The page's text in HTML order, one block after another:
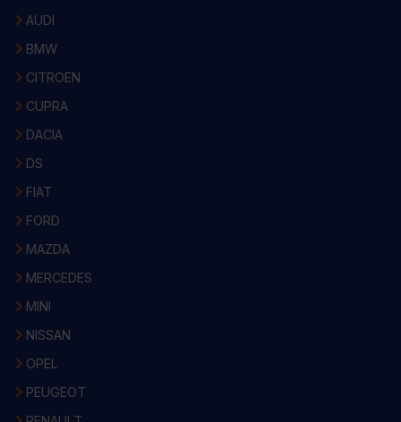
AUDI
BMW
CITROEN
CUPRA
DACIA
DS
FIAT
FORD
MAZDA
MERCEDES
MINI
NISSAN
OPEL
PEUGEOT